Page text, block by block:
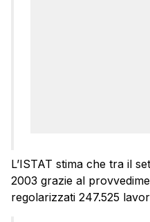
L’ISTAT stima che tra il
2003 grazie al
regolarizzati 247.525